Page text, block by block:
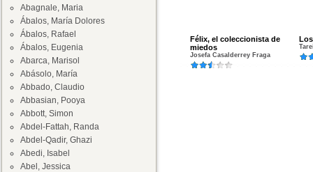
Abagnale, Maria
Ábalos, María Dolores
Ábalos, Rafael
Ábalos, Eugenia
Abarca, Marisol
Abásolo, María
Abbado, Claudio
Abbasian, Pooya
Abbott, Simon
Abdel-Fattah, Randa
Abdel-Qadir, Ghazi
Abedi, Isabel
Abel, Jessica
Félix, el coleccionista de
miedos
Josefa Casalderrey Fraga